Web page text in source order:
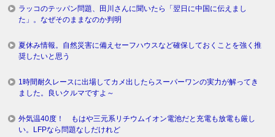
ラッコのテッパン問題、田川さんに聞いたら「翌日に中国に伝えまし
た」。なぜそのままなのか判明
夏休み情報。自然災害に備えセーフハウスなど確保しておくことを強く推
奨したいと思う
1時間耐久レースに出場してカメ出したらスーパーワンの実力が解ってき
ました。良いクルマですよ～
外気温40度！ もはや三元系リチウムイオン電池だと充電も放電も厳し
い。LFPなら問題なしだけれど